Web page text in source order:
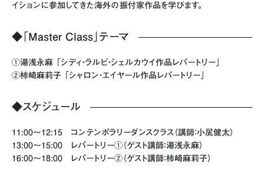
イションに参加してきた海外の振付家作品を学びます。
◆「Master Class」テーマ
①湯浅永麻 「シディ・ラルビ・シェルカウイ作品レパートリー」
②柿崎麻莉子 「シャロン・エイヤール作品レパートリー」
◆スケジュール
11:00〜12:15 コンテンポラリーダンスクラス（講師：小㞍健太）
13:00〜15:00 レパートリー①（ゲスト講師：湯浅永麻）
16:00〜18:00 レパートリー②（ゲスト講師：柿崎麻莉子）